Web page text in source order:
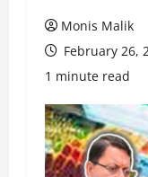
Monis Malik
February 26,
1 minute read